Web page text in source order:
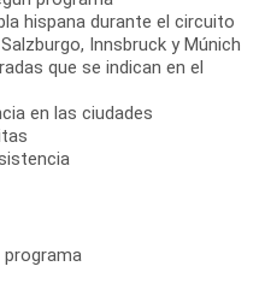
hispana durante el circuito
Innsbruck y Múnich
que se indican en el
en las ciudades
programa